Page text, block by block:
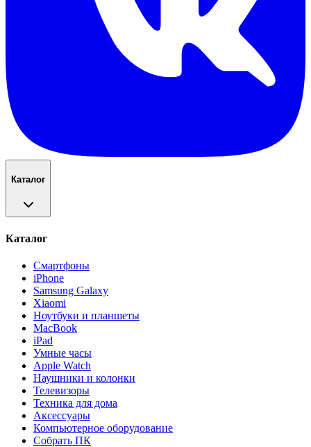
Каталог
Каталог
Смартфоны
iPhone
Samsung Galaxy
Xiaomi
Ноутбуки и планшеты
MacBook
iPad
Умные часы
Apple Watch
Наушники и колонки
Телевизоры
Техника для дома
Аксессуары
Компьютерное оборудование
Собрать ПК